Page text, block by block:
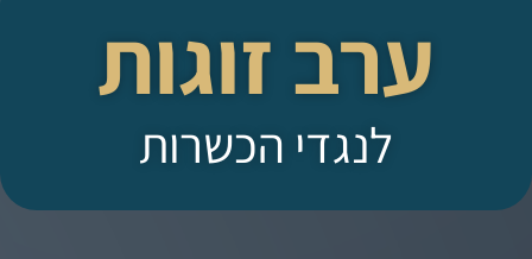
ערב זוגות
לנגדי הכשרות